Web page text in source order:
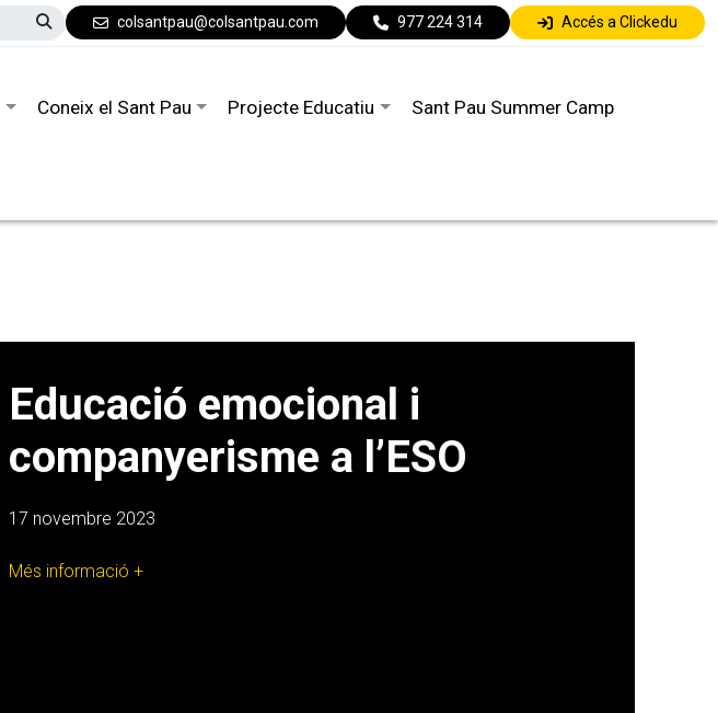
colsantpau@colsantpau.com 977 224 314 Accés a Clickedu
Coneix el Sant Pau Projecte Educatiu Sant Pau Summer Camp
Educació emocional i
companyerisme a l’ESO
17 novembre 2023
Més informació +